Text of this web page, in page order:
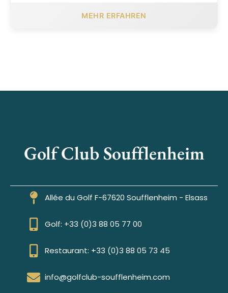
MEHR ERFAHREN
Golf Club Soufflenheim
Allée du Golf F-67620 Soufflenheim - Elsass
Golf: +33 (0)3 88 05 77 00
Restaurant: +33 (0)3 88 05 73 45
info@golfclub-soufflenheim.com